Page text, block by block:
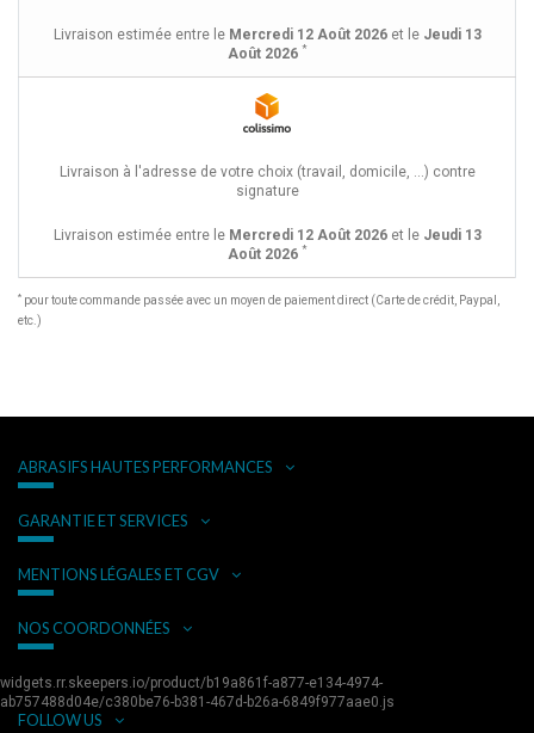
Livraison estimée entre le Mercredi 12 Août 2026et le Jeudi 13
Août 2026 *
Livraison à l'adresse de votre choix (travail, domicile, ...) contre
signature
Livraison estimée entre le Mercredi 12 Août 2026et le Jeudi 13
Août 2026 *
* pour toute commande passée avec un moyen de paiement direct (Carte de crédit, Paypal,
etc.)
ABRASIFS HAUTES PERFORMANCES
GARANTIE ET SERVICES
MENTIONS LÉGALES ET CGV
NOS COORDONNÉES
widgets.rr.skeepers.io/product/b19a861f-a877-e134-4974-
ab757488d04e/c380be76-b381-467d-b26a-6849f977aae0.js
FOLLOW US